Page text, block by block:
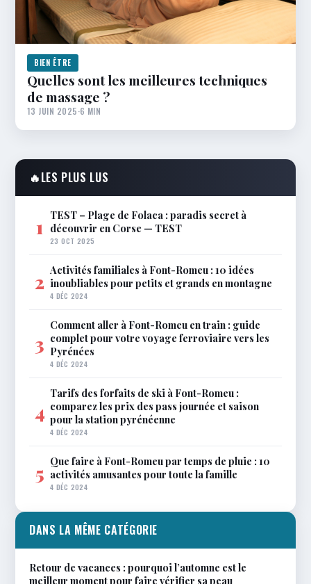
BIEN ÊTRE
Quelles sont les meilleures techniques
de massage ?
13 JUIN 2025·6 MIN
🔥LES PLUS LUS
1 TEST – Plage de Folaca : paradis secret à
découvrir en Corse — TEST
23 OCT 2025
2 Activités familiales à Font-Romeu : 10 idées
inoubliables pour petits et grands en montagne
4 DÉC 2024
3
Comment aller à Font-Romeu en train : guide
complet pour votre voyage ferroviaire vers les
Pyrénées
4 DÉC 2024
4
Tarifs des forfaits de ski à Font-Romeu :
comparez les prix des pass journée et saison
pour la station pyrénéenne
4 DÉC 2024
5 Que faire à Font-Romeu par temps de pluie : 10
activités amusantes pour toute la famille
4 DÉC 2024
DANS LA MÊME CATÉGORIE
Retour de vacances : pourquoi l’automne est le
meilleur moment pour faire vérifier sa peau